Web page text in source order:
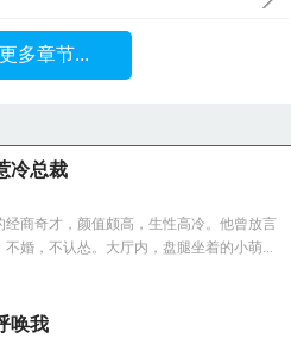
多章节...
冷总裁
经商奇才，颜值颇高，生性高冷。他曾放言
不婚，不认怂。大厅内，盘腿坐着的小萌...
唤我